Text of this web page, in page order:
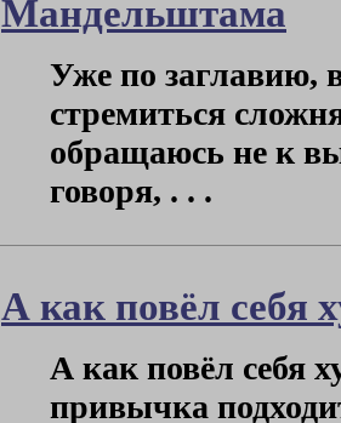
Мандельштама
Уже по заглавию,
стремиться
обращаюсь не к
говоря, . . .
А как повёл себя
А как повёл себя
привычка